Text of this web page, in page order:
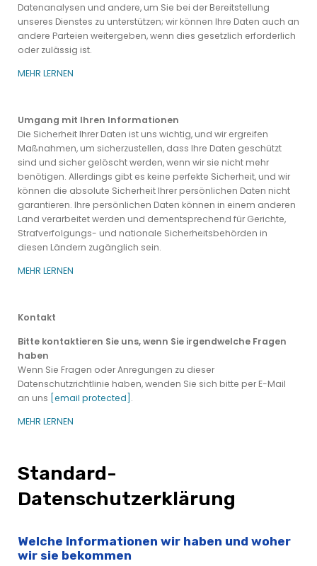
Datenanalysen und andere, um Sie bei der Bereitstellung
unseres Dienstes zu unterstützen; wir können Ihre Daten auch an
andere Parteien weitergeben, wenn dies gesetzlich erforderlich
oder zulässig ist.
MEHR LERNEN
Umgang mit Ihren Informationen
Die Sicherheit Ihrer Daten ist uns wichtig, und wir ergreifen
Maßnahmen, um sicherzustellen, dass Ihre Daten geschützt
sind und sicher gelöscht werden, wenn wir sie nicht mehr
benötigen. Allerdings gibt es keine perfekte Sicherheit, und wir
können die absolute Sicherheit Ihrer persönlichen Daten nicht
garantieren. Ihre persönlichen Daten können in einem anderen
Land verarbeitet werden und dementsprechend für Gerichte,
Strafverfolgungs- und nationale Sicherheitsbehörden in
diesen Ländern zugänglich sein.
MEHR LERNEN
Kontakt
Bitte kontaktieren Sie uns, wenn Sie irgendwelche Fragen
haben
Wenn Sie Fragen oder Anregungen zu dieser
Datenschutzrichtlinie haben, wenden Sie sich bitte per E-Mail
an uns [email protected] .
MEHR LERNEN
Standard-
Datenschutzerklärung
Welche Informationen wir haben und woher
wir sie bekommen